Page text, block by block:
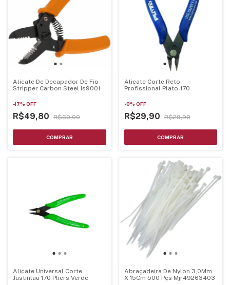
Alicate De Decapador De Fio
Stripper Carbon Steel Is9001
-17% OFF
R$49,80 R$60,00
Alicate Corte Reto
Profissional Plato-170
-0% OFF
R$29,90 R$29,90
Alicate Universal Corte
Justinlau 170 Pliers Verde
Abraçadeira De Nylon 3,0Mm
X 15Cm 500 Pçs Mjr49263403